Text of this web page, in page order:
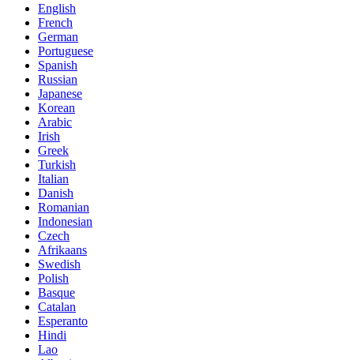
English
French
German
Portuguese
Spanish
Russian
Japanese
Korean
Arabic
Irish
Greek
Turkish
Italian
Danish
Romanian
Indonesian
Czech
Afrikaans
Swedish
Polish
Basque
Catalan
Esperanto
Hindi
Lao